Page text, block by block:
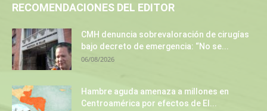
RECOMENDACIONES DEL EDITOR
CMH denuncia sobrevaloración de cirugías
bajo decreto de emergencia: “No se...
06/08/2026
Hambre aguda amenaza a millones en
Centroamérica por efectos de El...